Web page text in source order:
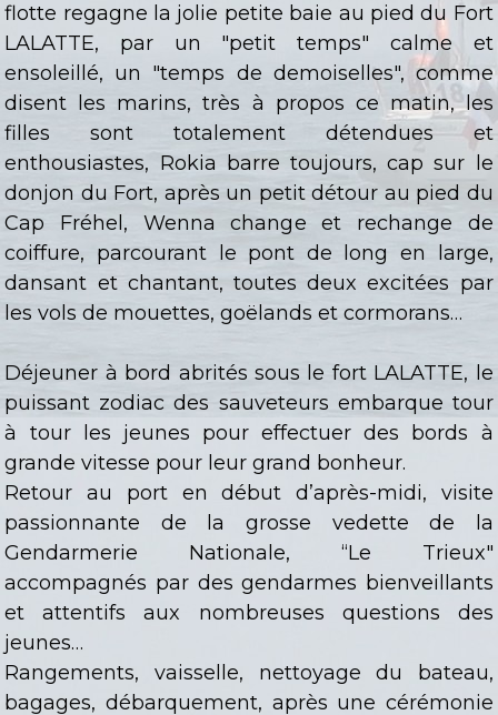
flotte regagne la jolie petite baie au pied du Fort
LALATTE, par un "petit temps" calme et
ensoleillé, un "temps de demoiselles", comme
disent les marins, très à propos ce matin, les
filles sont totalement détendues et
enthousiastes, Rokia barre toujours, cap sur le
donjon du Fort, après un petit détour au pied du
Cap Fréhel, Wenna change et rechange de
coiffure, parcourant le pont de long en large,
dansant et chantant, toutes deux excitées par
les vols de mouettes, goëlands et cormorans…
Déjeuner à bord abrités sous le fort LALATTE, le
puissant zodiac des sauveteurs embarque tour
à tour les jeunes pour effectuer des bords à
grande vitesse pour leur grand bonheur.
Retour au port en début d’après-midi, visite
passionnante de la grosse vedette de la
Gendarmerie Nationale, “Le Trieux"
accompagnés par des gendarmes bienveillants
et attentifs aux nombreuses questions des
jeunes…
Rangements, vaisselle, nettoyage du bateau,
bagages, débarquement, après une cérémonie